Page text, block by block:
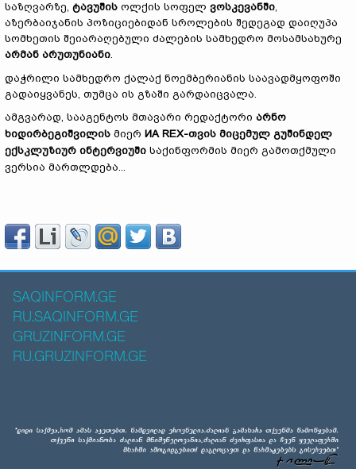
საზღვარზე, ტავუშის ოლქის სოფელ ვოსკევანში,
აზერბაიჯანის პოზიციებიდან სროლების შედეგად დაიღუპა
სომხეთის შეიარაღებული ძალების სამხედრო მოსამსახურე
არმან არუთუნიანი.
დაჭრილი სამხედრო ქალაქ ნოემბერიანის საავადმყოფოში
გადაიყვანეს, თუმცა ის გზაში გარდაიცვალა.
ამგვარად, სააგენტოს მთავარი რედაქტორი არნო
ხიდირბეგიშვილის მიერ ИА REX-თვის მიცემულ გუშინდელ
ექსკლუზიურ ინტერვიუში საქინფორმის მიერ გამოთქმული
ვერსია მართლდება...
SAQINFORM.GE
RU.SAQINFORM.GE
GRUZINFORM.GE
RU.GRUZINFORM.GE